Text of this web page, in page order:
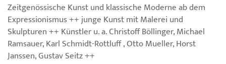
Zeitgenössische Kunst und klassische Moderne ab dem
Expressionismus ++ junge Kunst mit Malerei und
Skulpturen ++ Künstler u. a. Christoff Böllinger, Michael
Ramsauer, Karl Schmidt-Rottluff , Otto Mueller, Horst
Janssen, Gustav Seitz ++